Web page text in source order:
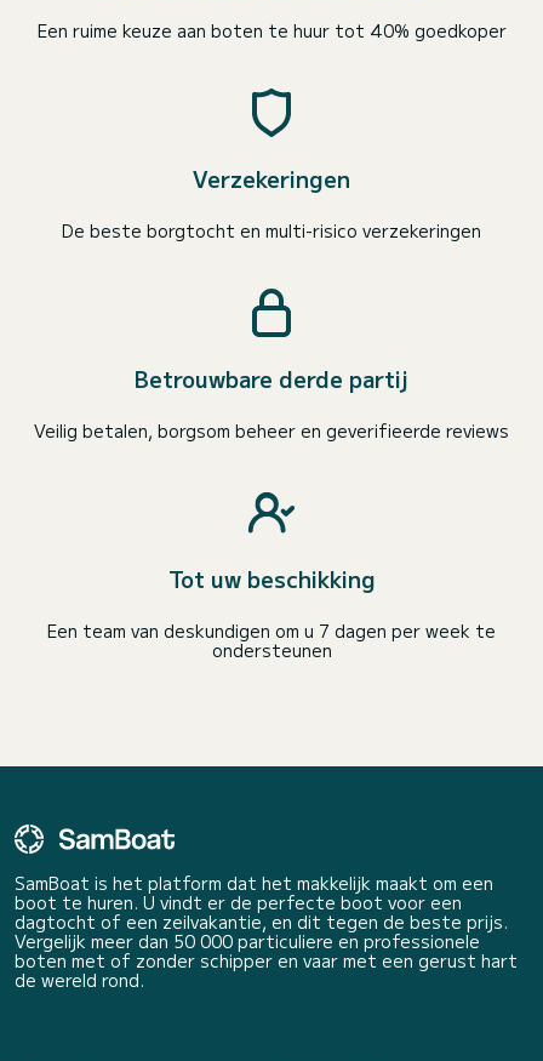
Een ruime keuze aan boten te huur tot 40% goedkoper
Verzekeringen
De beste borgtocht en multi-risico verzekeringen
Betrouwbare derde partij
Veilig betalen, borgsom beheer en geverifieerde reviews
Tot uw beschikking
Een team van deskundigen om u 7 dagen per week te
ondersteunen
SamBoat is het platform dat het makkelijk maakt om een
boot te huren. U vindt er de perfecte boot voor een
dagtocht of een zeilvakantie, en dit tegen de beste prijs.
Vergelijk meer dan 50 000 particuliere en professionele
boten met of zonder schipper en vaar met een gerust hart
de wereld rond.